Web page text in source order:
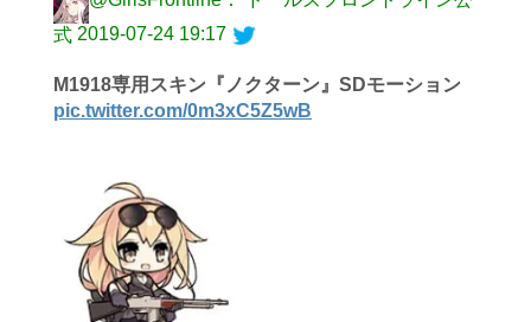
式 2019-07-24 19:17
M1918専用スキン『ノクターン』SDモーション
pic.twitter.com/0m3xC5Z5wB